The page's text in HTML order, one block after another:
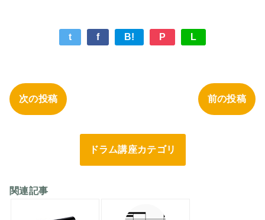
t f B! P L
次の投稿 前の投稿
ドラム講座カテゴリ
関連記事